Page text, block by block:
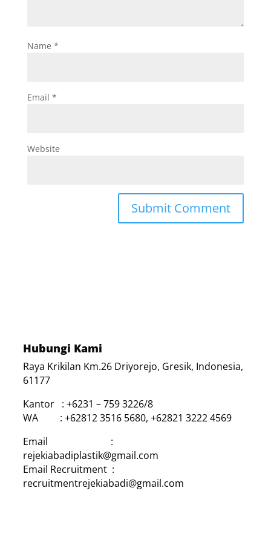
Name *
Email *
Website
Hubungi Kami
Raya Krikilan Km.26 Driyorejo, Gresik, Indonesia,
61177
Kantor : +6231 – 759 3226/8
WA : +62812 3516 5680, +62821 3222 4569
Email :
rejekiabadiplastik@gmail.com
Email Recruitment :
recruitmentrejekiabadi@gmail.com